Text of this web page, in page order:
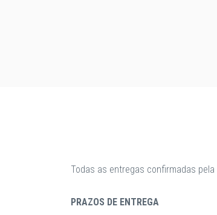
Todas as entregas confirmadas
PRAZOS DE ENTREGA